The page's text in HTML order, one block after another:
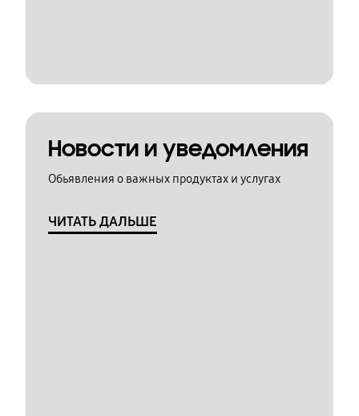
Новости и уведомления
Обьявления о важных продуктах и услугах
ЧИТАТЬ ДАЛЬШЕ